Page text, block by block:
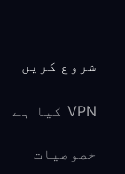
شروع کریں
VPN کیا ہے
خصوصیات